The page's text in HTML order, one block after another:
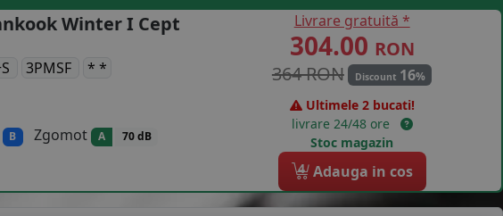
Winter I Cept
3PMSF
* *
B Zgomot A 70 dB
Livrare gratuită *
304.00 RON
364 RON
Discount 16%
Ultimele 2 bucati!
livrare 24/48 ore
Stoc magazin
4 Adauga in cos